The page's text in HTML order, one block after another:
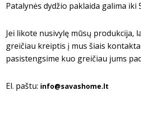
Patalynės dydžio paklaida galima iki
Jei likote nusivylę mūsų produkcija,
greičiau kreiptis į mus šiais
pasistengsime kuo greičiau jums
El. paštu: info@savashome.lt